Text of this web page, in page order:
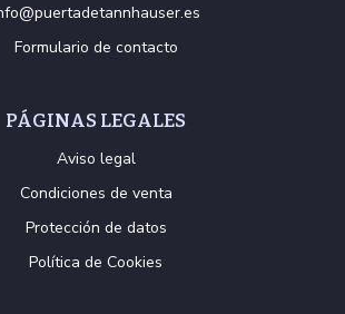
Formulario de contacto
PÁGINAS LEGALES
Aviso legal
Condiciones de venta
Protección de datos
Política de Cookies